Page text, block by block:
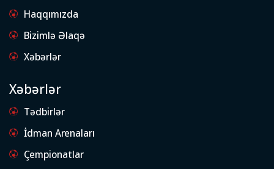
Haqqımızda
Bizimlə Əlaqə
Xəbərlər
Xəbərlər
Tədbirlər
İdman Arenaları
Çempionatlar